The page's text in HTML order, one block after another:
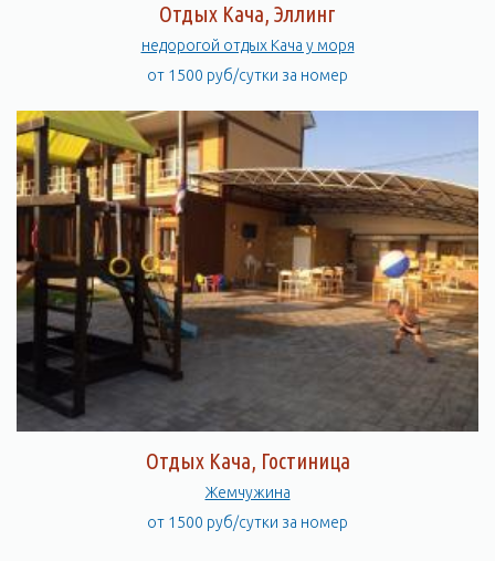
Отдых Кача, Эллинг
недорогой отдых Кача у моря
от 1500 руб/сутки за номер
Отдых Кача, Гостиница
Жемчужина
от 1500 руб/сутки за номер